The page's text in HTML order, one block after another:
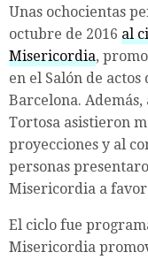
Unas ochocientas
octubre de 2016 al
Misericordia,
en el Salón de
Barcelona. Además,
Tortosa asistieron
proyecciones y al
personas
Misericordia a favor
El ciclo fue
Misericordia